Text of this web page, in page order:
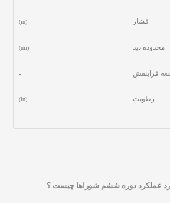
فشار (in)
محدوده دید (mi)
فرابنفش -
رطوبت (in)
عملکرد دوره ششم شوراها چیست ؟